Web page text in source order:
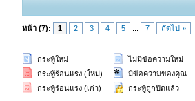
หน้า (7): 1 2 3 4 5 7 ถัดไป »
กระทู้ใหม่
กระทู้ร้อนแรง (ใหม่)
กระทู้ร้อนแรง (เก่า)
ไม่มีข้อความใหม่
มีข้อความของคุณ
กระทู้ถูกปิดแล้ว